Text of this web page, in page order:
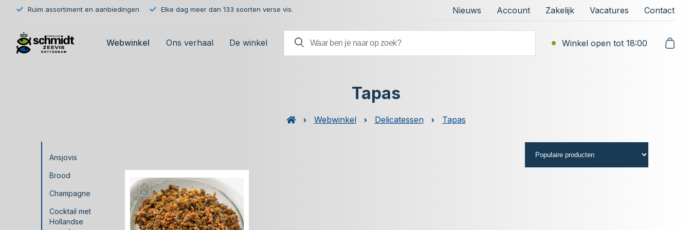
Ruim assortiment en aanbiedingen Elke dag meer dan 133 soorten verse vis. Nieuws Account Zakelijk Vacatures Contact
Webwinkel Ons verhaal De winkel Winkel open tot 18:00
Ansjovis
Brood
Champagne
Cocktail met
Hollandse
Tapas
Webwinkel Delicatessen Tapas